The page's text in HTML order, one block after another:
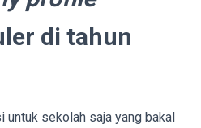
di tahun
untuk sekolah saja yang bakal